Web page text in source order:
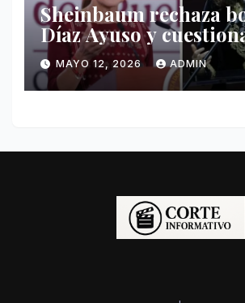
Sheinbaum rechaza
Díaz Ayuso y
de funcionaria
MAYO 12, 2026 ADMIN